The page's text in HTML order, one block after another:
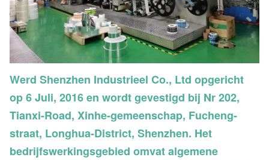
Werd Shenzhen Industrieel Co., Ltd opgericht
op 6 Juli, 2016 en wordt gevestigd bij Nr 202,
Tianxi-Road, Xinhe-gemeenschap, Fucheng-
straat, Longhua-District, Shenzhen. Het
bedrijfswerkingsgebied omvat algemene